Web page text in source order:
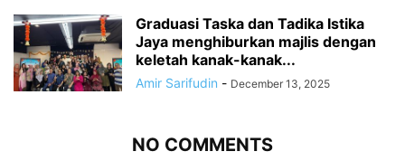
Graduasi Taska dan Tadika Istika
Jaya menghiburkan majlis dengan
keletah kanak-kanak...
Amir Sarifudin - December 13, 2025
NO COMMENTS